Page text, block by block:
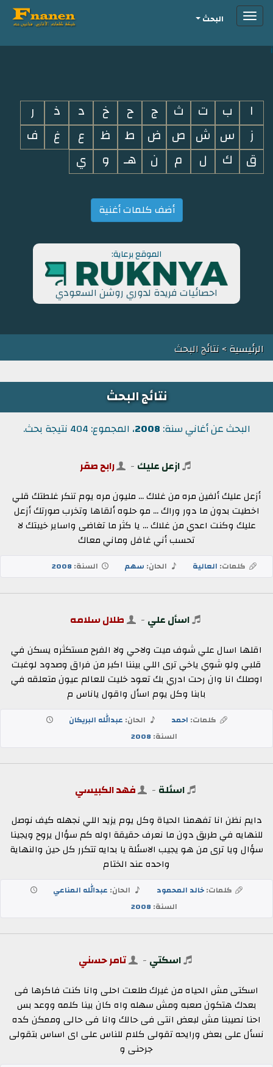
i
Toggleالبحث
ا ب ت ث ج ح خ د ذ
ر
ز
س ش ص ض ط ظ ع غ
ف
ق
ك ل م ن هـ و ي
أضف كلمات أغنية
الموقع برعاية:
احصائيات فريدة لدوري روشن السعودي
الرئيسية> نتائج البحث
نتائج البحث
البحث عن أغاني سنة: 2008، المجموع: 404 نتيجة بحث.
ازعل عليك - رابح صقر
أزعل عليك ألفين مره من غلاك ... مليون مره يوم تنكر غلطتك قلي
اخطيت بدون ما دور وراك ... مو حلوه ألقاها وتخرب صورتك أزعل
عليك وكنت اعدي من غلاك ... يا كثر ما تغاضى واساير خيبتك لا
تحسب أني غافل وماني معاك
كلمات: العالية الحان: سهم السنة:2008
اسأل علي - طلال سلامه
اقلها اسال علي شوف ميت ولاحي ولا الفرح مستكثره يسكن في
قلبي ولو شوي ياخي ترى اللي بيننا اكبر من فراق وصدود لوغبت
اوصلك انا وان رحت ادري بك تعود خليت للعالم عيون متعلقه في
بابنا وكل يوم اسأل واقول ياناس م
كلمات: احمد الحان: عبدالله البريكان
السنة:2008
اسئلة - فهد الكبيسي
دايم نظن انا تفهمنا الحياة وكل يوم يزيد اللي نجهله كيف نوصل
للنهايه في طريق دون ما نعرف حقيقة اوله كم سؤال يروح ويجينا
سؤال ويا ترى من هو يجيب الاسئلة يا بدايه تتكرر كل حين والنهاية
واحده عند الختام
كلمات:خالد المحمود الحان: عبدالله المناعي
السنة:2008
اسكتي - تامر حسني
اسكتى مش الحياه من غيرك طلعت احلى وانا كنت فاكرها فى
بعدك هتكون صعبه ومش سهله واه كان بينا كلمه ووعد بس
احنا نصيبنا مش لبعض انتى فى حالك وانا فى حالى وممكن كده
نسأل على بعض ورايحه تقولى كلام للناس على اى اساس بتقولى
جرحنى و